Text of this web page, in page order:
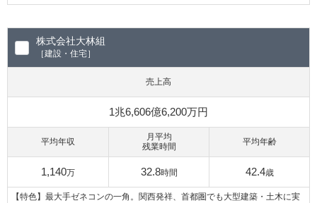
株式会社大林組
［建設・住宅］
売上高
1兆6,606億6,200万円
平均年収
1,140万
月平均
残業時間
32.8時間
平均年齢
42.4歳
【特色】最大手ゼネコンの一角。関西発祥、首都圏でも大型建築・土木に実